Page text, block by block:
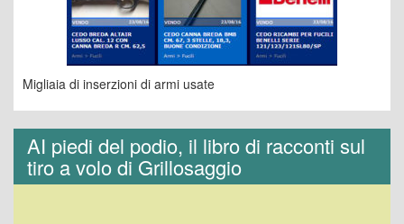
Migliaia di inserzioni di armi usate
AI piedi del podio, il libro di racconti sul
tiro a volo di Grillosaggio